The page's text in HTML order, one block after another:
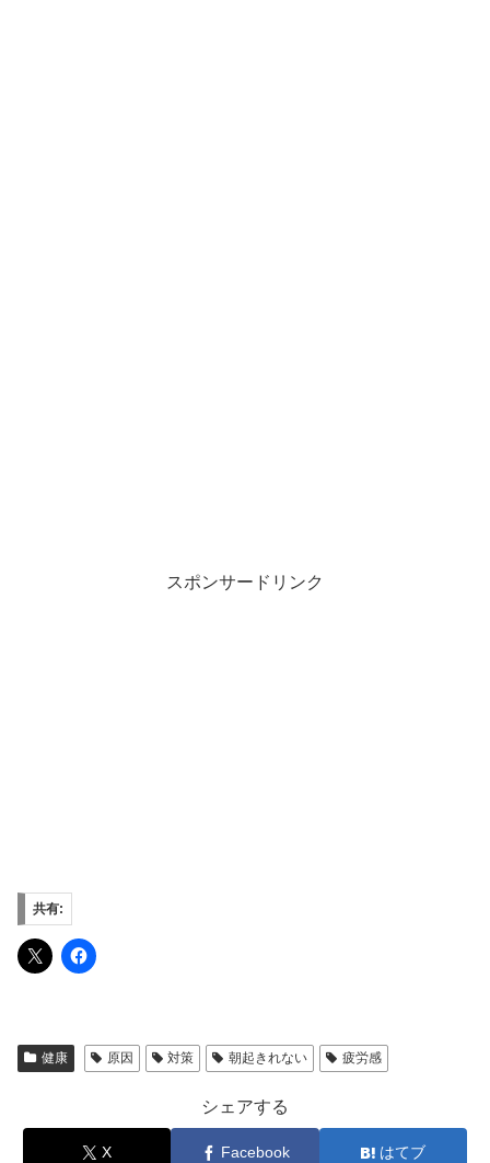
スポンサードリンク
共有:
健康 原因 対策 朝起きれない 疲労感
シェアする
X Facebook はてブ